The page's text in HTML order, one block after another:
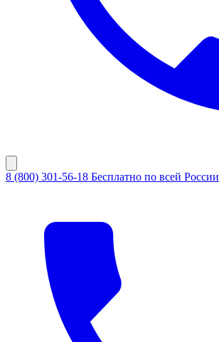
8 (800) 301-56-18 Бесплатно по всей России